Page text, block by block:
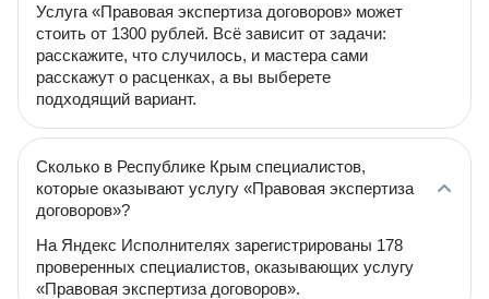
Услуга «Правовая экспертиза договоров» может
стоить от 1300 рублей. Всё зависит от задачи:
расскажите, что случилось, и мастера сами
расскажут о расценках, а вы выберете
подходящий вариант.
Сколько в Республике Крым специалистов,
которые оказывают услугу «Правовая экспертиза
договоров»?
На Яндекс Исполнителях зарегистрированы 178
проверенных специалистов, оказывающих услугу
«Правовая экспертиза договоров».